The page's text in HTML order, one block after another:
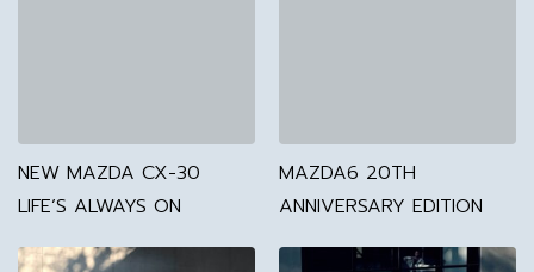
NEW MAZDA CX-30
LIFE’S ALWAYS ON
MAZDA6 20TH
ANNIVERSARY EDITION